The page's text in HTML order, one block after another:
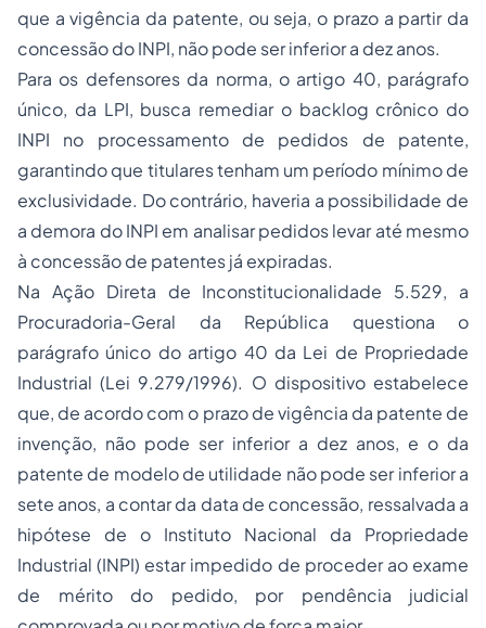
que a vigência da patente, ou seja, o prazo a partir da
concessão do INPI, não pode ser inferior a dez anos.
Para os defensores da norma, o artigo 40, parágrafo
único, da LPI, busca remediar o backlog crônico do
INPI no processamento de pedidos de patente,
garantindo que titulares tenham um período mínimo de
exclusividade. Do contrário, haveria a possibilidade de
a demora do INPI em analisar pedidos levar até mesmo
à concessão de patentes já expiradas.
Na Ação Direta de Inconstitucionalidade 5.529, a
Procuradoria-Geral da República questiona o
parágrafo único do artigo 40 da Lei de Propriedade
Industrial (Lei 9.279/1996). O dispositivo estabelece
que, de acordo com o prazo de vigência da patente de
invenção, não pode ser inferior a dez anos, e o da
patente de modelo de utilidade não pode ser inferior a
sete anos, a contar da data de concessão, ressalvada a
hipótese de o Instituto Nacional da Propriedade
Industrial (INPI) estar impedido de proceder ao exame
de mérito do pedido, por pendência judicial